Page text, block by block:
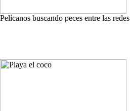
Pelícanos buscando peces entre las redes